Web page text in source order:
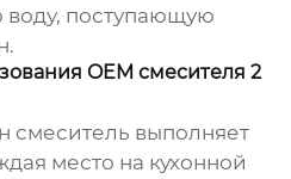
поступающую
OEM смесителя 2
смеситель выполняет
место на кухонной